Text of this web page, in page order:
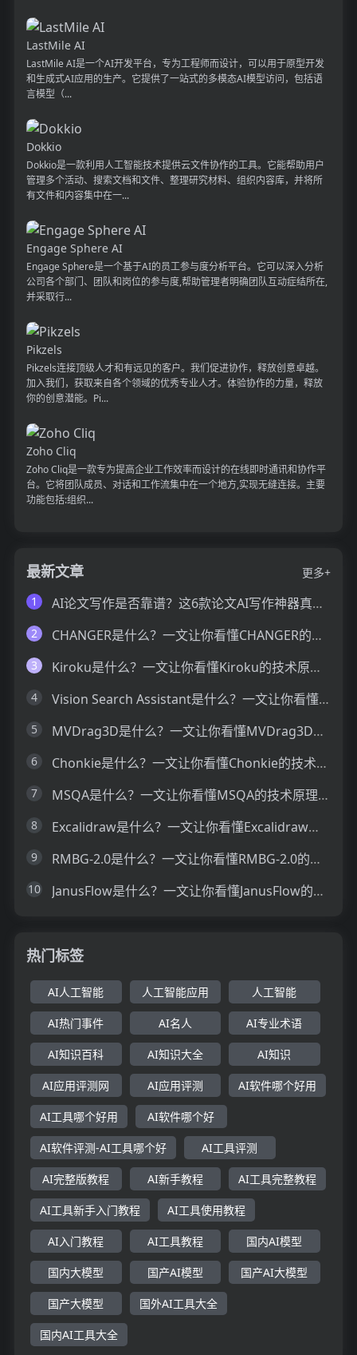
LastMile AI
LastMile AI是一个AI开发平台，专为工程师而设计，可以用于原型开发
和生成式AI应用的生产。它提供了一站式的多模态AI模型访问，包括语
言模型（...
Dokkio
Dokkio是一款利用人工智能技术提供云文件协作的工具。它能帮助用户
管理多个活动、搜索文档和文件、整理研究材料、组织内容库，并将所
有文件和内容集中在一...
Engage Sphere AI
Engage Sphere是一个基于AI的员工参与度分析平台。它可以深入分析
公司各个部门、团队和岗位的参与度,帮助管理者明确团队互动症结所在,
并采取行...
Pikzels
Pikzels连接顶级人才和有远见的客户。我们促进协作，释放创意卓越。
加入我们，获取来自各个领域的优秀专业人才。体验协作的力量，释放
你的创意潜能。Pi...
Zoho Cliq
Zoho Cliq是一款专为提高企业工作效率而设计的在线即时通讯和协作平
台。它将团队成员、对话和工作流集中在一个地方,实现无缝连接。主要
功能包括:组织...
最新文章
更多+
1
AI论文写作是否靠谱？这6款论文AI写作神器真的可以让你效率翻倍
2 CHANGER是什么？一文让你看懂CHANGER的技术原理、主要功能、应用场景
3 Kiroku是什么？一文让你看懂Kiroku的技术原理、主要功能、应用场景
4 Vision Search Assistant是什么？一文让你看懂Vision Search Assistant的技术原理、主要功能、应用场景
5 MVDrag3D是什么？一文让你看懂MVDrag3D的技术原理、主要功能、应用场景
6 Chonkie是什么？一文让你看懂Chonkie的技术原理、主要功能、应用场景
7 MSQA是什么？一文让你看懂MSQA的技术原理、主要功能、应用场景
8 Excalidraw是什么？一文让你看懂Excalidraw的技术原理、主要功能、应用场景
9 RMBG-2.0是什么？一文让你看懂RMBG-2.0的技术原理、主要功能、应用场景
10 JanusFlow是什么？一文让你看懂JanusFlow的技术原理、主要功能、应用场景
热门标签
AI人工智能 人工智能应用 人工智能
AI热门事件 AI名人 AI专业术语
AI知识百科 AI知识大全 AI知识
AI应用评测网 AI应用评测 AI软件哪个好用
AI工具哪个好用 AI软件哪个好
AI软件评测-AI工具哪个好 AI工具评测
AI完整版教程 AI新手教程 AI工具完整教程
AI工具新手入门教程 AI工具使用教程
AI入门教程 AI工具教程 国内AI模型
国内大模型 国产AI模型 国产AI大模型
国产大模型 国外AI工具大全
国内AI工具大全